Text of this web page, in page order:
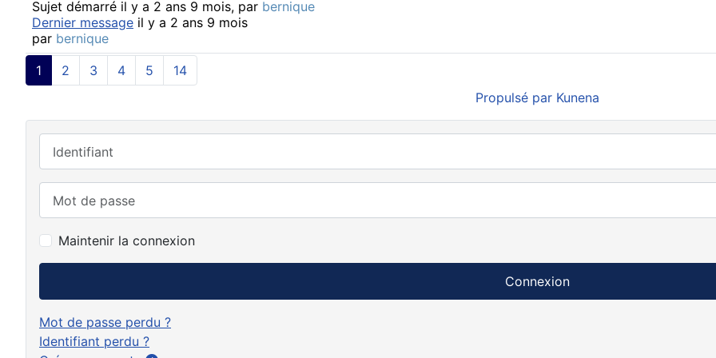
Sujet démarré il y a 2 ans 9 mois, par bernique
Dernier message il y a 2 ans 9 mois
par bernique
1
2 3 4 5
14
Propulsé par Kunena
Maintenir la connexion
Connexion
Mot de passe perdu ?
Identifiant perdu ?